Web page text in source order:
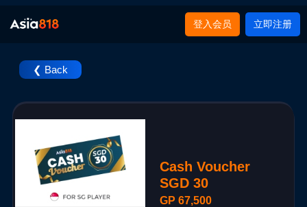
登入会员 立即注册
❮ Back
Cash Voucher
SGD 30
GP 67,500